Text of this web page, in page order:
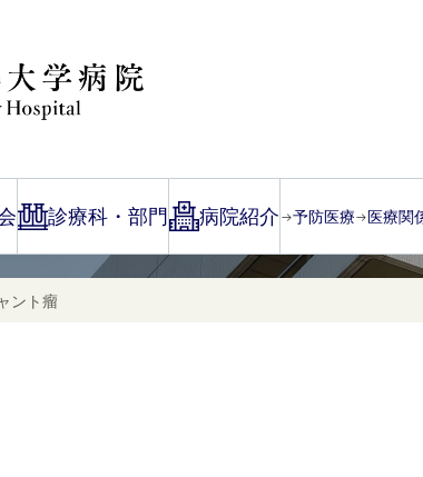
診療科・部門 病院紹介 予防医療 医療関
ント瘤